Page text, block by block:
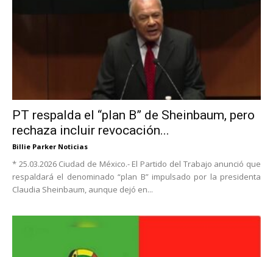
PT respalda el “plan B” de Sheinbaum, pero
rechaza incluir revocación...
Billie Parker Noticias
* 25.03.2026 Ciudad de México.- El Partido del Trabajo anunció que
respaldará el denominado “plan B” impulsado por la presidenta
Claudia Sheinbaum, aunque dejó en...